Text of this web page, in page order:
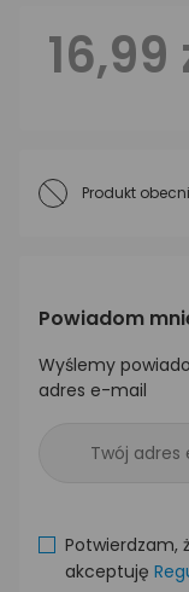
16,99
Produkt
Powiadom
Wyślemy
adres e-mail
Potwierdzam,
akceptuję